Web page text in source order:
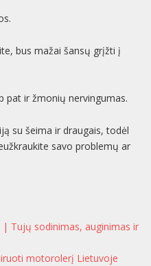
bus mažai šansų grįžti į
pat ir žmonių nervingumas.
su šeima ir draugais, todėl
savo problemų ar
Tujų sodinimas, auginimas ir
motorolerį Lietuvoje